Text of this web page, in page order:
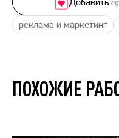
реклама и маркетинг
ПОХОЖИЕ